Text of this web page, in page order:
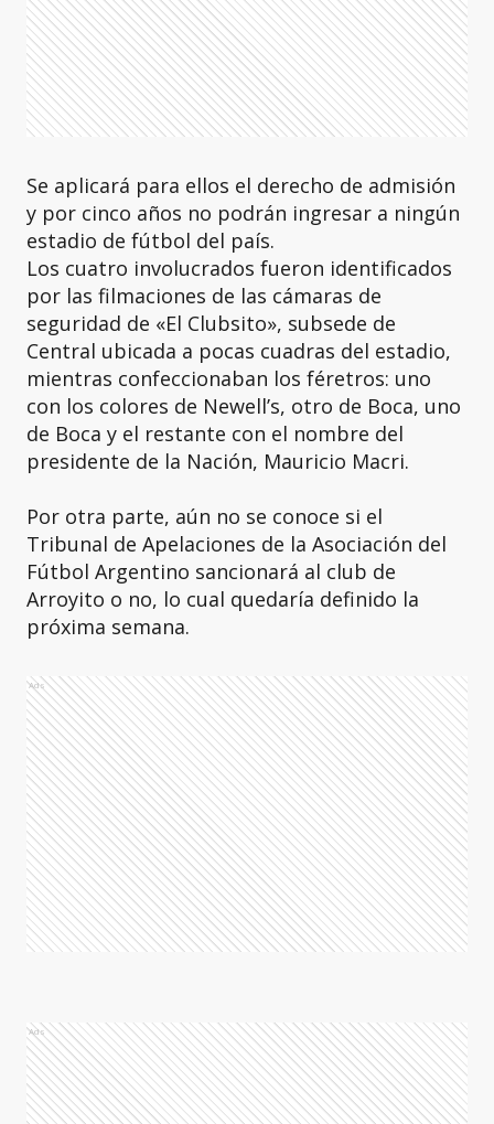
Se aplicará para ellos el derecho de admisión
y por cinco años no podrán ingresar a ningún
estadio de fútbol del país.
Los cuatro involucrados fueron identificados
por las filmaciones de las cámaras de
seguridad de «El Clubsito», subsede de
Central ubicada a pocas cuadras del estadio,
mientras confeccionaban los féretros: uno
con los colores de Newell’s, otro de Boca, uno
de Boca y el restante con el nombre del
presidente de la Nación, Mauricio Macri.
Por otra parte, aún no se conoce si el
Tribunal de Apelaciones de la Asociación del
Fútbol Argentino sancionará al club de
Arroyito o no, lo cual quedaría definido la
próxima semana.
Ads
Ads